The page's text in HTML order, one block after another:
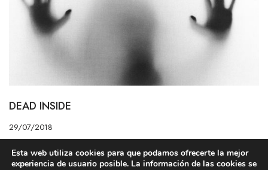
DEAD INSIDE
29/07/2018
Esta web utiliza cookies para que podamos ofrecerte la mejor
experiencia de usuario posible. La información de las cookies se